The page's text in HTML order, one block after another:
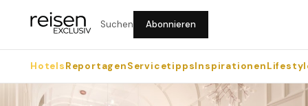
Suchen Abonnieren
HotelsReportagenServicetippsInspirationen